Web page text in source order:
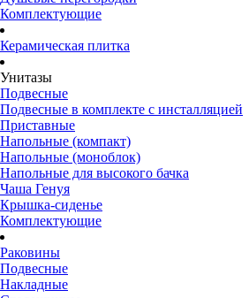
Комплектующие
Керамическая плитка
Унитазы
Подвесные
Подвесные в комплекте с инсталляцией
Приставные
Напольные (компакт)
Напольные (моноблок)
Напольные для высокого бачка
Чаша Генуя
Крышка-сиденье
Комплектующие
Раковины
Подвесные
Накладные